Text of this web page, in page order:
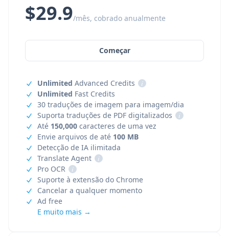
$29.9/mês, cobrado anualmente
Começar
Unlimited Advanced Credits
i
Unlimited Fast Credits
30 traduções de imagem para imagem/dia
Suporta traduções de PDF digitalizados
i
Até 150,000 caracteres de uma vez
Envie arquivos de até 100 MB
Detecção de IA ilimitada
Translate Agent
i
Pro OCR
i
Suporte à extensão do Chrome
Cancelar a qualquer momento
Ad free
E muito mais →